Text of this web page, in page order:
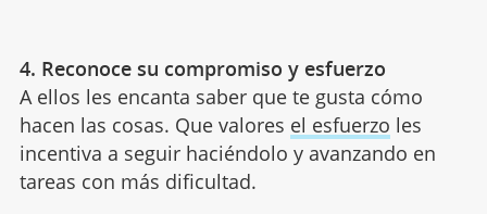
4. Reconoce su compromiso y esfuerzo
A ellos les encanta saber que te gusta cómo
hacen las cosas. Que valores el esfuerzo les
incentiva a seguir haciéndolo y avanzando en
tareas con más dificultad.